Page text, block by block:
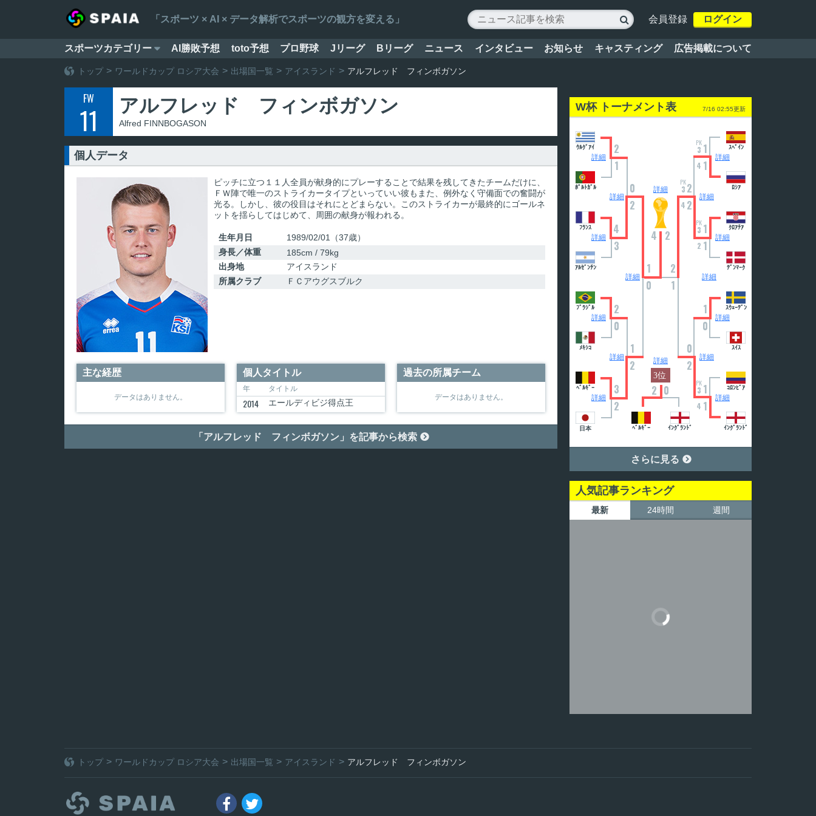
「スポーツ × AI × データ解析でスポーツの観方を変える」  会員登録 ログイン
スポーツカテゴリー  AI勝敗予想 toto予想 プロ野球 Jリーグ Bリーグ ニュース インタビュー お知らせ キャスティング 広告掲載について
トップ ワールドカップ ロシア大会 出場国一覧 アイスランド アルフレッド フィンボガソン
FW
11 アルフレッド フィンボガソン
Alfred FINNBOGASON
個人データ
ピッチに立つ１１人全員が献身的にプレーすることで結果を残してきたチームだけに、
ＦＷ陣で唯一のストライカータイプといっていい彼もまた、例外なく守備面での奮闘が
光る。しかし、彼の役目はそれにとどまらない。このストライカーが最終的にゴールネ
ットを揺らしてはじめて、周囲の献身が報われる。
生年月日
1989/02/01（37歳）
身長／体重
185cm / 79kg
出身地
アイスランド
所属クラブ
ＦＣアウグスブルク
主な経歴
データはありません。
個人タイトル
年 タイトル
2014 エールディビジ得点王
過去の所属チーム
データはありません。
「アルフレッド フィンボガソン」を記事から検索 
W杯 トーナメント表 7/16 02:55更新
詳細
4 2
詳細
1
0
詳細
2
1
詳細
0
2
詳細
1
2
詳細
PK
3
4
2
2
詳細
0
2
詳細
2
1
詳細
4
3
詳細
2
0
詳細
3
2
詳細
PK
3
4
1
1
詳細
PK
3
2
1
1
詳細
1
0
詳細
PK
3
4
1
1
詳細
2 0
ｳﾙｸﾞｱｲ
ﾎﾟﾙﾄｶﾞﾙ
ﾌﾗﾝｽ
ｱﾙｾﾞﾝﾁﾝ
ﾌﾞﾗｼﾞﾙ
ﾒｷｼｺ
ﾍﾞﾙｷﾞｰ
日本
ｽﾍﾟｲﾝ
ﾛｼｱ
ｸﾛｱﾁｱ
ﾃﾞﾝﾏｰｸ
ｽｳｪｰﾃﾞﾝ
ｽｲｽ
ｺﾛﾝﾋﾞｱ
ｲﾝｸﾞﾗﾝﾄﾞ
ﾍﾞﾙｷﾞｰ ｲﾝｸﾞﾗﾝﾄﾞ
さらに見る 
人気記事ランキング
最新 24時間 週間
トップ ワールドカップ ロシア大会 出場国一覧 アイスランド アルフレッド フィンボガソン
 